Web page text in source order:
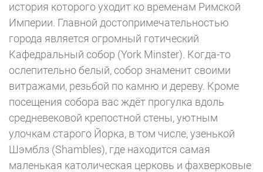
история которого уходит ко временам Римской
Империи. Главной достопримечательностью
города является огромный готический
Кафедральный собор (York Minster). Когда-то
ослепительно белый, собор знаменит своими
витражами, резьбой по камню и дереву. Кроме
посещения собора вас ждёт прогулка вдоль
средневековой крепостной стены, уютным
улочкам старого Йорка, в том числе, узенькой
Шэмблз (Shambles), где находится самая
маленькая католическая церковь и фахверковые